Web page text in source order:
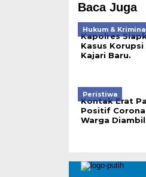
Baca Juga
Hukum &
Kapolres
Kasus Korupsi
Kajari Baru.
Peristiwa
Kontak Erat
Positif
Warga